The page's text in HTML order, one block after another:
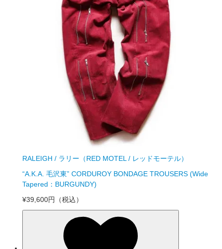
RALEIGH / ラリー（RED MOTEL / レッドモーテル）
“A.K.A. 毛沢東” CORDUROY BONDAGE TROUSERS (Wide
Tapered：BURGUNDY)
¥39,600円
（税込）